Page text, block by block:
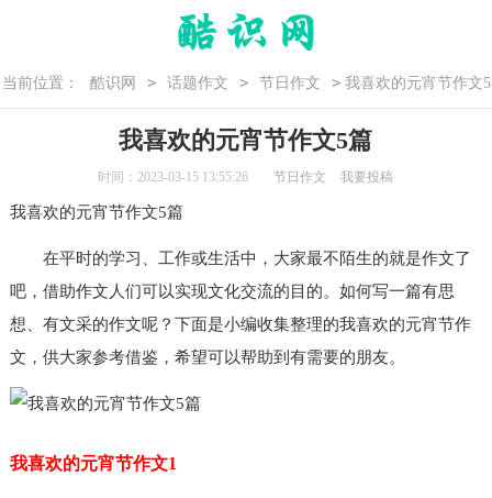
当前位置： 酷识网 > 话题作文 > 节日作文 >我喜欢的元宵节作文5
我喜欢的元宵节作文5篇
时间：2023-03-15 13:55:26 节日作文 我要投稿
我喜欢的元宵节作文5篇
在平时的学习、工作或生活中，大家最不陌生的就是作文了
吧，借助作文人们可以实现文化交流的目的。如何写一篇有思
想、有文采的作文呢？下面是小编收集整理的我喜欢的元宵节作
文，供大家参考借鉴，希望可以帮助到有需要的朋友。
我喜欢的元宵节作文1